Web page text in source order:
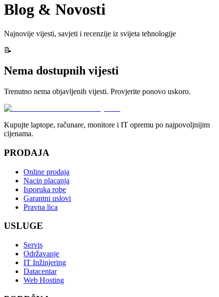
Blog & Novosti
Najnovije vijesti, savjeti i recenzije iz svijeta tehnologije
📝
Nema dostupnih vijesti
Trenutno nema objavljenih vijesti. Provjerite ponovo uskoro.
Kupujte laptope, računare, monitore i IT opremu po najpovoljnijim
cijenama.
PRODAJA
Online prodaja
Nacin placanja
Isporuka robe
Garantni uslovi
Pravna lica
USLUGE
Servis
Održavanje
IT Inžinjering
Datacentar
Web Hosting